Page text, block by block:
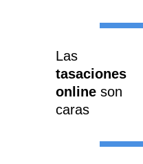
Las
tasaciones
online son
caras